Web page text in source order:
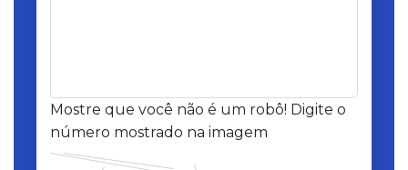
Mostre que você não é um robô! Digite o
número mostrado na imagem